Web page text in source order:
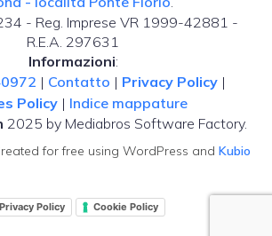
- Reg. Imprese VR 1999-42881 -
R.E.A. 297631
Informazioni:
| Contatto | Privacy Policy |
Policy | Indice mappature
2025 by Mediabros Software Factory.
for free using WordPress and Kubio
Privacy Policy Cookie Policy